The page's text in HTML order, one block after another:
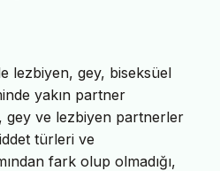
lezbiyen, gey, biseksüel
yakın partner
gey ve lezbiyen partnerler
türleri ve
fark olup olmadığı,